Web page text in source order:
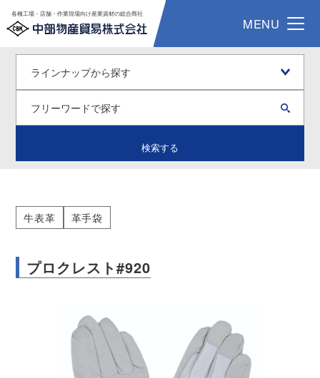
各種工場・店舗・作業現場向け産業資材の総合商社
MENU
検索する
牛表革 革手袋
プロクレスト#920